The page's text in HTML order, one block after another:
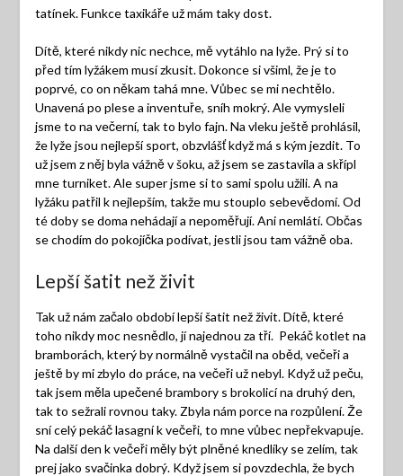
tatínek. Funkce taxikáře už mám taky dost.
Dítě, které nikdy nic nechce, mě vytáhlo na lyže. Prý si to
před tím lyžákem musí zkusit. Dokonce si všiml, že je to
poprvé, co on někam tahá mne. Vůbec se mi nechtělo.
Unavená po plese a inventuře, sníh mokrý. Ale vymysleli
jsme to na večerní, tak to bylo fajn. Na vleku ještě prohlásil,
že lyže jsou nejlepší sport, obzvlášť když má s kým jezdit. To
už jsem z něj byla vážně v šoku, až jsem se zastavila a skřípl
mne turniket. Ale super jsme si to sami spolu užili. A na
lyžáku patřil k nejlepším, takže mu stouplo sebevědomí. Od
té doby se doma nehádají a nepoměřují. Ani nemlátí. Občas
se chodím do pokojíčka podívat, jestli jsou tam vážně oba.
Lepší šatit než živit
Tak už nám začalo období lepší šatit než živit. Dítě, které
toho nikdy moc nesnědlo, jí najednou za tří. Pekáč kotlet na
bramborách, který by normálně vystačil na oběd, večeři a
ještě by mi zbylo do práce, na večeři už nebyl. Když už peču,
tak jsem měla upečené brambory s brokolicí na druhý den,
tak to sežrali rovnou taky. Zbyla nám porce na rozpůlení. Že
sní celý pekáč lasagní k večeři, to mne vůbec nepřekvapuje.
Na další den k večeři měly být plněné knedlíky se zelím, tak
prej jako svačinka dobrý. Když jsem si povzdechla, že bych